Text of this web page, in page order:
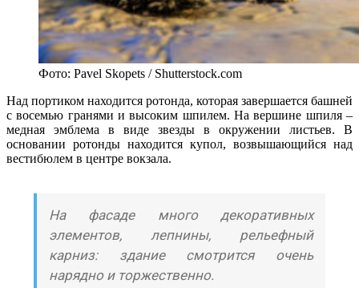
Фото: Pavel Skopets / Shutterstock.com
Над портиком находится ротонда, которая завершается башней
с восемью гранями и высоким шпилем. На вершине шпиля –
медная эмблема в виде звезды в окружении листьев. В
основании ротонды находится купол, возвышающийся над
вестибюлем в центре вокзала.
На фасаде много декоративных
элементов, лепнины, рельефный
карниз: здание смотрится очень
нарядно и торжественно.